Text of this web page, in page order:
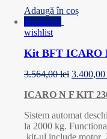
Adaugă în coș
Reduceri!
wishlist
Kit BFT ICARO
3.564,00lei 3.400,00
ICARO N F KIT
Sistem automat
la 2000 kg.